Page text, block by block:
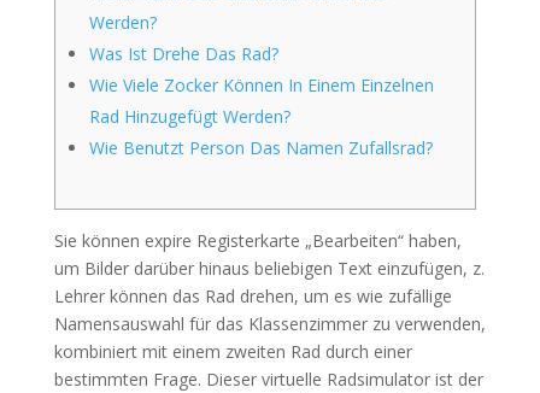
Werden?
Was Ist Drehe Das Rad?
Wie Viele Zocker Können In Einem Einzelnen
Rad Hinzugefügt Werden?
Wie Benutzt Person Das Namen Zufallsrad?
Sie können expire Registerkarte „Bearbeiten“ haben,
um Bilder darüber hinaus beliebigen Text einzufügen, z.
Lehrer können das Rad drehen, um es wie zufällige
Namensauswahl für das Klassenzimmer zu verwenden,
kombiniert mit einem zweiten Rad durch einer
bestimmten Frage. Dieser virtuelle Radsimulator ist der